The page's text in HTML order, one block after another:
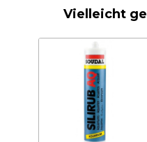
Vielleicht